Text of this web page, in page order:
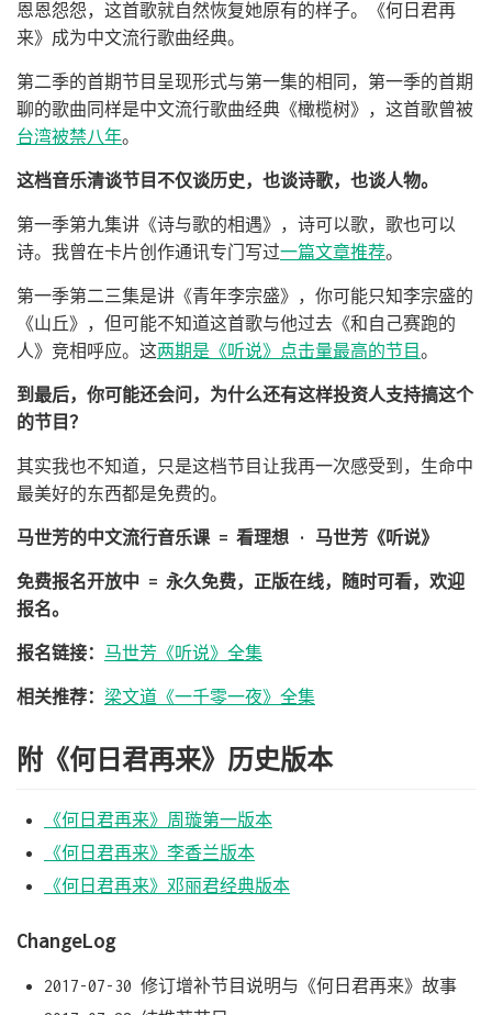
恩恩怨怨，这首歌就自然恢复她原有的样子。《何日君再
来》成为中文流行歌曲经典。
第二季的首期节目呈现形式与第一集的相同，第一季的首期
聊的歌曲同样是中文流行歌曲经典《橄榄树》，这首歌曾被
台湾被禁八年。
这档音乐清谈节目不仅谈历史，也谈诗歌，也谈人物。
第一季第九集讲《诗与歌的相遇》，诗可以歌，歌也可以
诗。我曾在卡片创作通讯专门写过一篇文章推荐。
第一季第二三集是讲《青年李宗盛》，你可能只知李宗盛的
《山丘》，但可能不知道这首歌与他过去《和自己赛跑的
人》竞相呼应。这两期是《听说》点击量最高的节目。
到最后，你可能还会问，为什么还有这样投资人支持搞这个
的节目？
其实我也不知道，只是这档节目让我再一次感受到，生命中
最美好的东西都是免费的。
马世芳的中文流行音乐课 = 看理想 · 马世芳《听说》
免费报名开放中 = 永久免费，正版在线，随时可看，欢迎
报名。
报名链接： 马世芳《听说》全集
相关推荐： 梁文道《一千零一夜》全集
附《何日君再来》历史版本
《何日君再来》周璇第一版本
《何日君再来》李香兰版本
《何日君再来》邓丽君经典版本
ChangeLog
2017-07-30 修订增补节目说明与《何日君再来》故事